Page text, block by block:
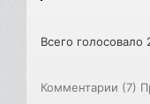
Всего голосовало
Комментарии (7)